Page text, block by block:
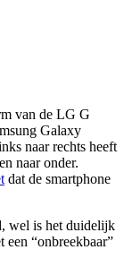
van de LG G
Galaxy
naar rechts heeft
naar onder.
dat de smartphone
wel is het duidelijk
een “onbreekbaar”